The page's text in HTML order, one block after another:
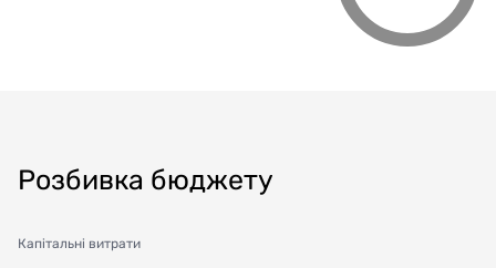
Розбивка бюджету
Капітальні витрати